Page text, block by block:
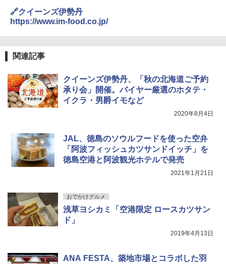
🔗クイーンズ伊勢丹
https://www.im-food.co.jp/
関連記事
クイーンズ伊勢丹、「秋の北海道ご予約
承り会」開催。バイヤー厳選のホタテ・
イクラ・男爵イモなど
2020年8月4日
JAL、徳島のソウルフードを使った空弁
「阿波フィッシュカツサンドイッチ」を
徳島空港と阿波観光ホテルで発売
2021年1月21日
おでかけグルメ
浅草ヨシカミ「空港限定 ロースカツサン
ド」
2019年4月13日
ANA FESTA、築地市場とコラボした羽